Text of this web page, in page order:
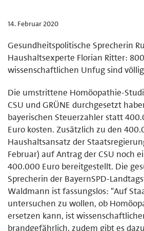
14. Februar 2020
Gesundheitspolitische Sprecherin
Haushaltsexperte Florian Ritter:
wissenschaftlichen Unfug sind
Die umstrittene Homöopathie-
CSU und GRÜNE durchgesetzt
bayerischen Steuerzahler statt
Euro kosten. Zusätzlich zu den
Haushaltsansatz der
Februar) auf Antrag der CSU noch
400.000 Euro bereitgestellt. Die
Sprecherin der BayernSPD-
Waldmann ist fassungslos: "Auf
untersuchen zu wollen, ob
ersetzen kann, ist
brandgefährlich, zudem gibt es